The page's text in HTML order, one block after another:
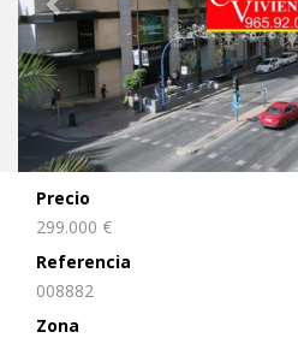
Precio
299.000 €
Referencia
008882
Zona